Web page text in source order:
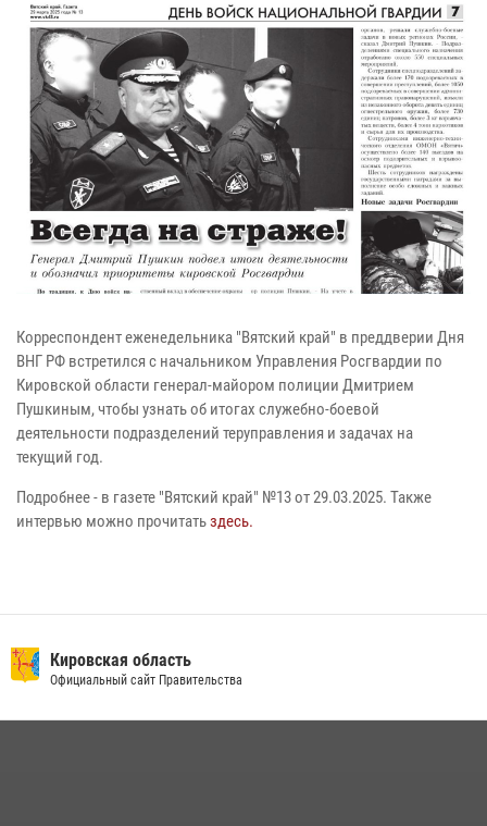
Корреспондент еженедельника "Вятский край" в преддверии Дня
ВНГ РФ встретился с начальником Управления Росгвардии по
Кировской области генерал-майором полиции Дмитрием
Пушкиным, чтобы узнать об итогах служебно-боевой
деятельности подразделений теруправления и задачах на
текущий год.
Подробнее - в газете "Вятский край" №13 от 29.03.2025. Также
интервью можно прочитатьздесь.
Кировская область
Официальный сайт Правительства